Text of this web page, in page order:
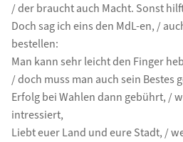
/ der braucht auch Macht. Sonst
Doch sag ich eins den MdL-en, /
bestellen:
Man kann sehr leicht den Finger
/ doch muss man auch sein Bestes
Erfolg bei Wahlen dann gebührt, /
intressiert,
Liebt euer Land und eure Stadt, /